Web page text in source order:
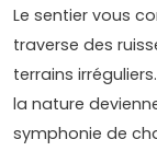
Le sentier vous
traverse des
terrains
la nature
symphonie de